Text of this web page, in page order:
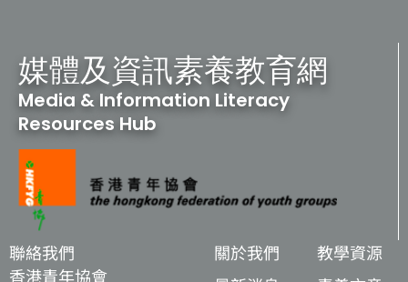
媒體及資訊素養教育網
Media & Information Literacy
Resources Hub
聯絡我們
香港青年協會
關於我們
教學資源